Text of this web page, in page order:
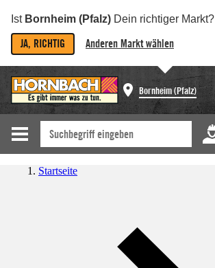
Ist Bornheim (Pfalz) Dein richtiger Markt?
JA, RICHTIG Anderen Markt wählen
Bornheim (Pfalz)
Startseite